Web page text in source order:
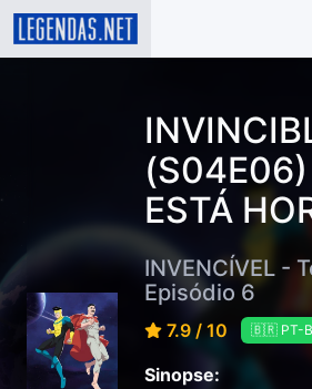
ESTÁ
INVENCÍVEL -
Episódio 6
7.9 / 10 🇧🇷 PT-
Sinopse: